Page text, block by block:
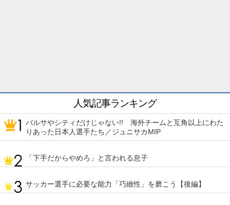
人気記事ランキング
バルサやシティだけじゃない!! 海外チームと互角以上にわた
りあった日本人選手たち／ジュニサカMIP
「下手だからやめろ」と言われる息子
サッカー選手に必要な能力「巧緻性」を磨こう【後編】